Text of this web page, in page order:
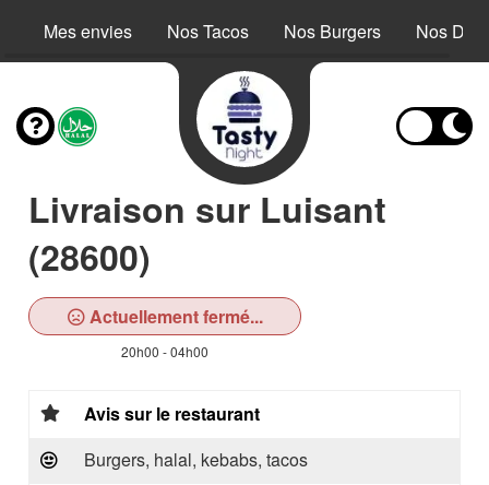
Mes envies Nos Tacos Nos Burgers Nos
Livraison sur Luisant
(28600)
Actuellement fermé...
20h00 - 04h00
Avis sur le restaurant
Burgers, halal, kebabs, tacos